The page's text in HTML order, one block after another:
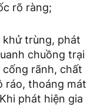
rõ ràng;
khử trùng, phát
chuồng trại
cống rãnh, chất
ráo, thoáng mát
phát hiện gia